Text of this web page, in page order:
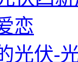
恋
光伏-